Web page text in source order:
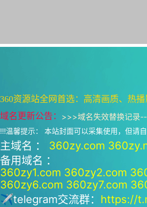
360资源站全网首选：高清画质、热
域名更新公告： >>>域名失效替换记录
!!!温馨提示： 本站封面可以采集使用，但请
主域名 ： 360zy.com
备用域名 ：
360zy1.com 360zy2.com
360zy6.com 360zy7.com
✈telegram交流群： https://